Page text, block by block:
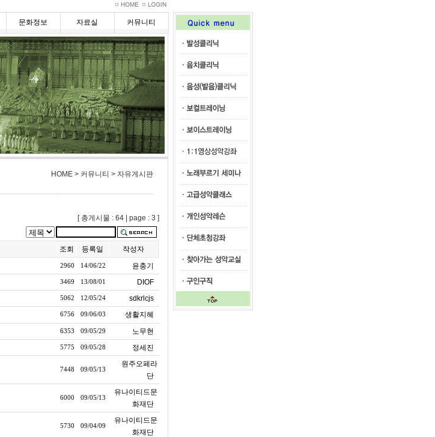
문화정보 자료실 커뮤니티
HOME > 커뮤니티 > 자유게시판
[ 총게시물 : 64 | page : 3 ]
조회 등록일 작성자
2960 14/06/22 윤충기
3469 13/08/01 DIOF
5062 12/05/24 sdkrlcjs
6756 09/06/03 생활지혜
6353 09/05/29 노무현
5775 09/05/28 정세진
7448 09/05/13
원주오페라
단
6000 09/05/13
유나이티드문
화재단
5730 09/04/09
유나이티드문
화재단